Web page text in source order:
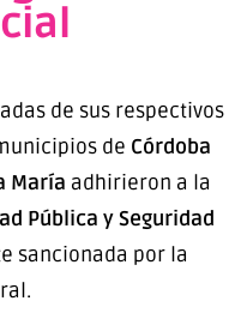
de sus respectivos
de Córdoba
María adhirieron a la
Pública y Seguridad
sancionada por la